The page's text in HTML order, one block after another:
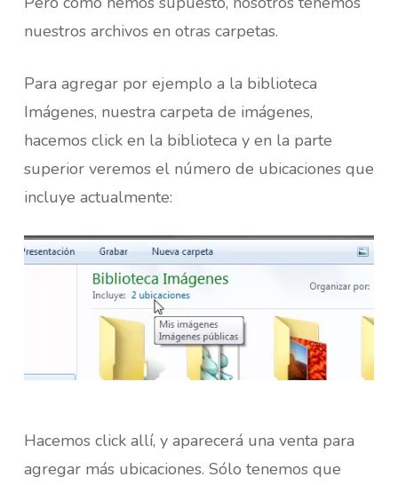
nuestros archivos en otras carpetas.
Para agregar por ejemplo a la biblioteca
Imágenes, nuestra carpeta de imágenes,
hacemos click en la biblioteca y en la parte
superior veremos el número de ubicaciones que
incluye actualmente:
Hacemos click allí, y aparecerá una venta para
agregar más ubicaciones. Sólo tenemos que